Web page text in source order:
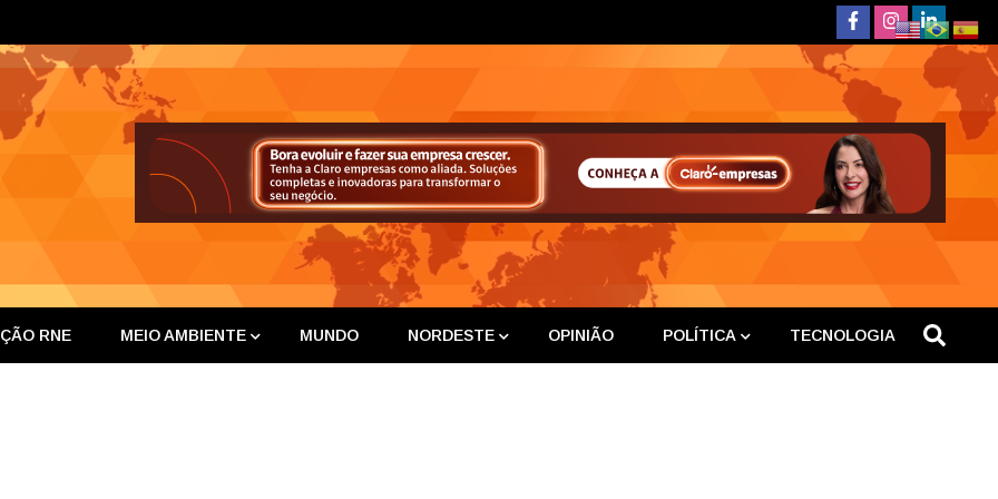
Nordeste
RNE MEIO AMBIENTE MUNDO NORDESTE OPINIÃO POLÍTICA TECNOLOGIA